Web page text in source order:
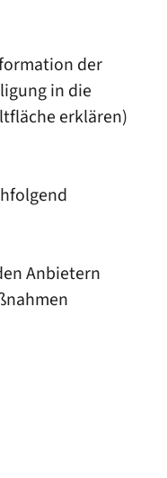
der
in die
erklären)
Anbietern